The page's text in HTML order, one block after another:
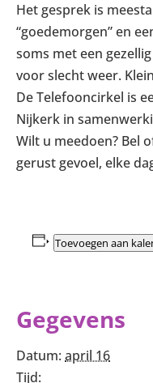
Het gesprek is
“goedemorgen” en
soms met een
voor slecht weer.
De Telefooncirkel is
Nijkerk in
Wilt u meedoen? Bel
gerust gevoel, elke
Toevoegen aan
Gegevens
Datum: april 16
Tijd: